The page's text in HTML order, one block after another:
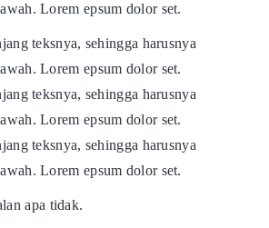
Lorem epsum dolor set.
teksnya, sehingga harusnya
Lorem epsum dolor set.
teksnya, sehingga harusnya
Lorem epsum dolor set.
teksnya, sehingga harusnya
Lorem epsum dolor set.
apa tidak.